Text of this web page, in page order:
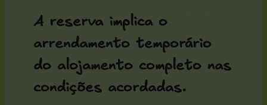
A reserva implica o
arrendamento temporário
do alojamento completo nas
condições acordadas.